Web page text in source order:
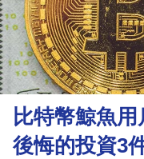
資
樓
市
理
財
商
比特幣鯨魚
後悔的投資3